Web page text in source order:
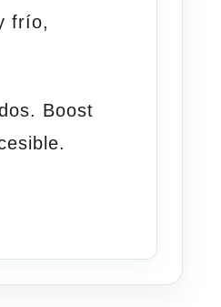
frío,
Boost